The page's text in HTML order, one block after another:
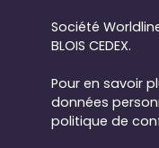
Société
BLOIS CEDEX.
Pour en savoir
données
politique de